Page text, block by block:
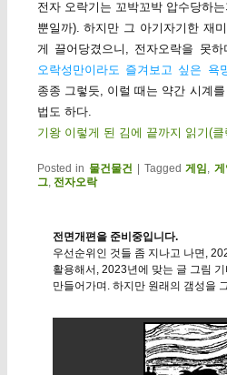
전자 오락기는 꼬박꼬박 압수당하
뿐일까). 하지만 그 아기자기한 재
게 끌어당겼으니, 전자오락을 못하
오락성만이라도 즐겨보고 싶은 욕
종종 그렇듯, 이럴 때는 약간 시계
법도 하다.
기왕 이렇게 된 김에 끝까지 읽기(클
Posted in 물건물건 Tagged 게임 , 게
그, 전자오락
전면개편을 준비중입니다.
우선순위인 것들 좀 지나고 나면,
활용해서, 2023년에 맞는 글 그림
만들어가며. 하지만 원래의 갬성을